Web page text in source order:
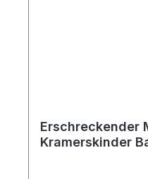
Erschreckender
Kramerskinder